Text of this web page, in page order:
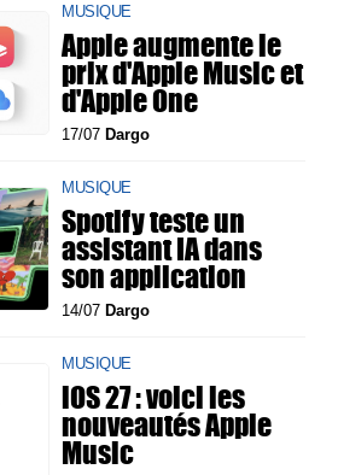
MUSIQUE
Apple augmente le
prix d'Apple Music et
d'Apple One
17/07 Dargo
MUSIQUE
Spotify teste un
assistant IA dans
son application
14/07 Dargo
MUSIQUE
iOS 27 : voici les
nouveautés Apple
Music